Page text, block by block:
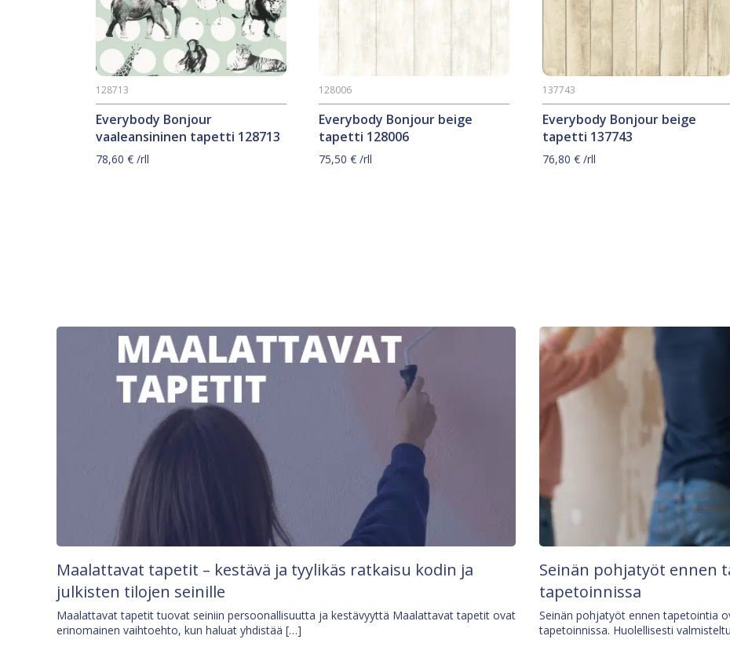
Everybody Bonjour
vaaleansininen tapetti 128713
128713
78,60 € /rll
Everybody Bonjour beige
tapetti 128006
128006
75,50€ /rll
Everybody Bonjour beige
tapetti 137743
137743
76,80 €/rll
Maalattavat tapetit – kestävä ja tyylikäs ratkaisu kodin ja
julkisten tilojen seinille
Maalattavat tapetit tuovat seiniin persoonallisuutta ja kestävyyttä Maalattavat tapetit ovat
erinomainen vaihtoehto, kun haluat yhdistää […]
Seinän pohjatyöt ennen
tapetoinnissa
Seinän pohjatyöt ennen tapetointia
tapetoinnissa. Huolellisesti